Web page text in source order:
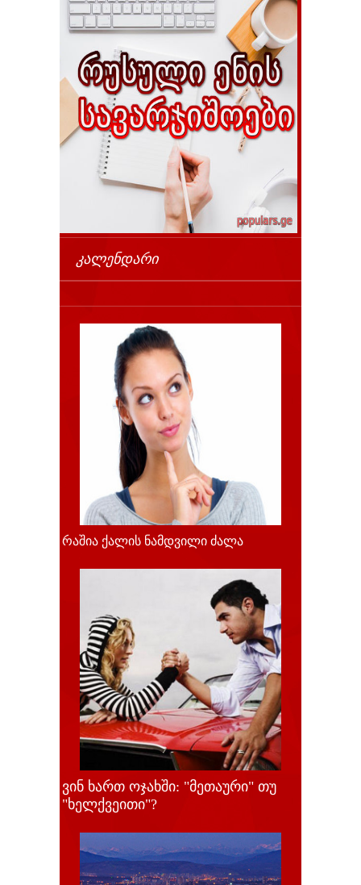
ᲙᲐᲚᲔᲜᲓᲐᲠᲘ
რაშია ქალის ნამდვილი ძალა
ვინ ხართ ოჯახში: "მეთაური" თუ
"ხელქვეითი"?